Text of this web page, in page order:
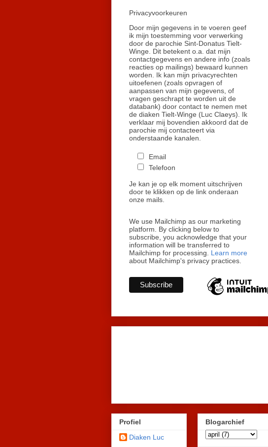
Privacyvoorkeuren
Door mijn gegevens in te voeren geef
ik mijn toestemming voor verwerking
door de parochie Sint-Donatus Tielt-
Winge. Dit betekent o.a. dat mijn
contactgegevens en andere info (zoals
reacties op mailings) bewaard kunnen
worden. Ik kan mijn privacyrechten
uitoefenen (zoals opvragen of
aanpassen van mijn gegevens, of
vragen geschrapt te worden uit de
databank) door contact te nemen met
de diaken Tielt-Winge (Luc Claeys). Ik
verklaar mij bovendien akkoord dat de
parochie mij contacteert via
onderstaande kanalen.
Email
Telefoon
Je kan je op elk moment uitschrijven
door te klikken op de link onderaan
onze mails.
We use Mailchimp as our marketing
platform. By clicking below to
subscribe, you acknowledge that your
information will be transferred to
Mailchimp for processing. Learn more
about Mailchimp's privacy practices.
Profiel
Diaken Luc
Blogarchief